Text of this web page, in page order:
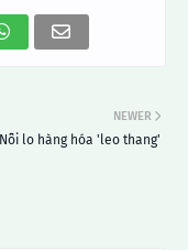
NEWER
Nỗi lo hàng hóa 'leo thang'